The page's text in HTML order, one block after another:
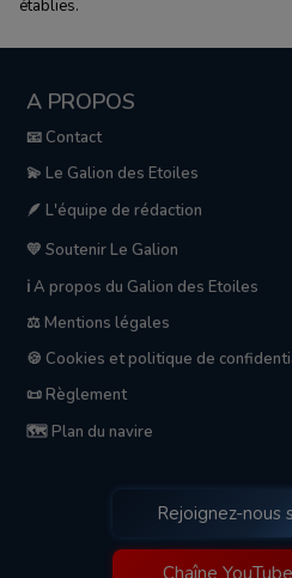
établies.
A PROPOS
📧 Contact
💫 Le Galion des Etoiles
🪶 L'équipe de rédaction
💛 Soutenir Le Galion
ℹ️ A propos du Galion des Etoiles
⚖️ Mentions légales
🍪 Cookies et politique de
📜 Règlement
🗺️ Plan du navire
Rejoignez-nous
Chaîne